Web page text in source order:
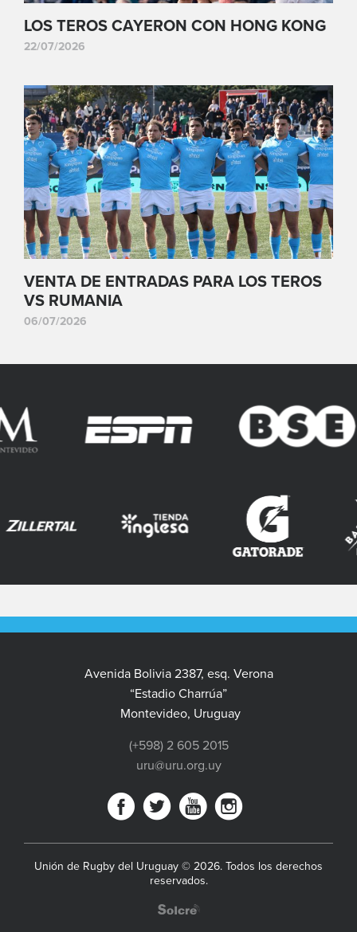
LOS TEROS CAYERON CON HONG KONG
22/07/2026
VENTA DE ENTRADAS PARA LOS TEROS
VS RUMANIA
06/07/2026
Avenida Bolivia 2387, esq. Verona
“Estadio Charrúa”
Montevideo, Uruguay
(+598) 2 605 2015
uru@uru.org.uy
Unión de Rugby del Uruguay © 2026. Todos los derechos
reservados.